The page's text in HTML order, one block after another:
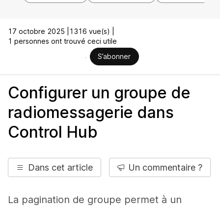
17 octobre 2025 |
1316 vue(s) |
1 personnes ont trouvé ceci utile
S’abonner
Configurer un groupe de
radiomessagerie dans
Control Hub
Dans cet article Un commentaire ?
La pagination de groupe permet à un